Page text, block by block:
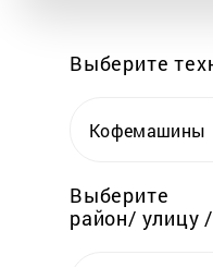
Выберите
Кофемашины
Выберите
район/ улицу